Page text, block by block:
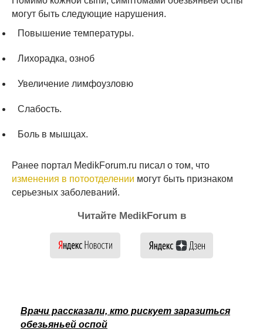
могут быть следующие нарушения.
Повышение температуры.
Лихорадка, озноб
Увеличение лимфоузловю
Слабость.
Боль в мышцах.
Ранее портал MedikForum.ru писал о том, что
изменения в потоотделении могут быть признаком
серьезных заболеваний.
Читайте MedikForum в
Врачи рассказали, кто рискует заразиться
обезьяньей оспой